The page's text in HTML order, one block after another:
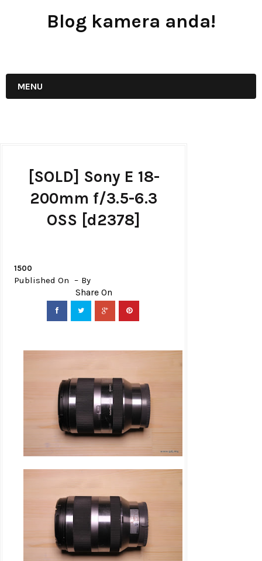
Blog kamera anda!
MENU
[SOLD] Sony E 18-
200mm f/3.5-6.3
OSS [d2378]
1500
Published On By